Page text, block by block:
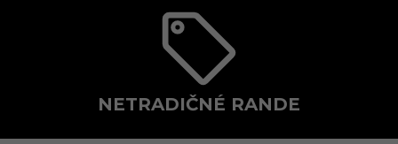
NETRADIČNÉ RANDE